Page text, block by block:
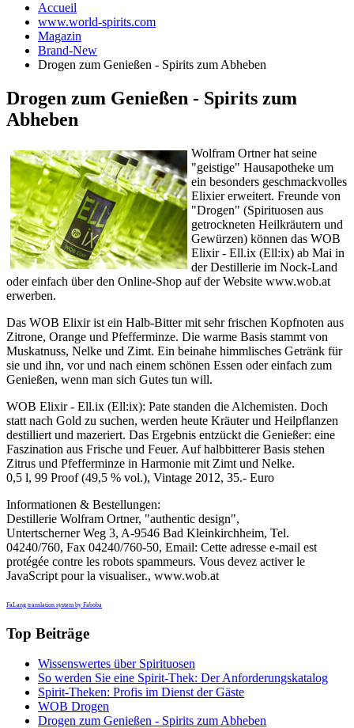
Accueil
www.world-spirits.com
Magazin
Brand-New
Drogen zum Genießen - Spirits zum Abheben
Drogen zum Genießen - Spirits zum
Abheben
Wolfram Ortner hat seine
"geistige" Hausapotheke um
ein besonders geschmackvolles
Elixier erweitert. Freunde von
"Drogen" (Spirituosen aus
getrockneten Heilkräutern und
Gewürzen) können das WOB
Elixir - Ell.ix (Ell:ix) ab Mai in
der Destillerie im Nock-Land
oder einfach über den Online-Shop auf der Website www.wob.at
erwerben.
Das WOB Elixir ist ein Halb-Bitter mit sehr frischen Kopfnoten aus
Zitrone, Orange und Pfefferminze. Die warme Basis stammt von
Muskatnuss, Nelke und Zimt. Ein beinahe himmlisches Getränk für
sie und ihn, vor und nach einem schönen Essen oder einfach zum
Genießen, wenn man sich Gutes tun will.
WOB Elixir - Ell.ix (Ell:ix): Pate standen die Alchemisten. Doch
statt nach Gold zu suchen, werden heute Kräuter und Heilpflanzen
destilliert und mazeriert. Das Ergebnis entzückt die Genießer: eine
Faszination aus Frische und Feuer. Auf halbbitterer Basis stehen
Zitrus und Pfefferminze in Harmonie mit Zimt und Nelke.
0,5 l, 99 Proof (49,5 % vol.), Vintage 2012, 35.- Euro
Informationen & Bestellungen:
Destillerie Wolfram Ortner, "authentic design",
Untertscherner Weg 3, A-9546 Bad Kleinkirchheim, Tel.
04240/760, Fax 04240/760-50, Email: Cette adresse e-mail est
protégée contre les robots spammeurs. Vous devez activer le
JavaScript pour la visualiser., www.wob.at
FaLang translation system by Faboba
Top Beiträge
Wissenswertes über Spirituosen
So werden Sie eine Spirit-Thek: Der Anforderungskatalog
Spirit-Theken: Profis im Dienst der Gäste
WOB Drogen
Drogen zum Genießen - Spirits zum Abheben